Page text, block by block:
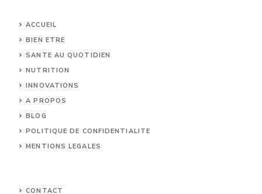
ACCUEIL
BIEN ETRE
SANTE AU QUOTIDIEN
NUTRITION
INNOVATIONS
A PROPOS
BLOG
POLITIQUE DE CONFIDENTIALITE
MENTIONS LEGALES
CONTACT